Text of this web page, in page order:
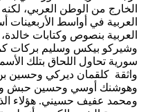
الخارج من الوطن العربي،
العربية في أواسط
العربية بنصوص وكتابات
وشيركو بيكس وسليم بركات
سورية تحاول اللحاق بتلك
واثقة كلقمان ديركي وحسين
وهوشنك أوسي وحسين حبش
ومحمد عفيف حسيني. هؤلاء